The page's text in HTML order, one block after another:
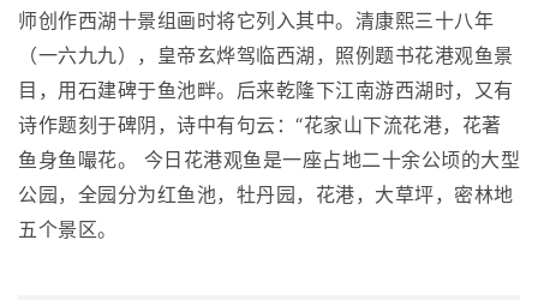
师创作西湖十景组画时将它列入其中。清康熙三十八年
（一六九九），皇帝玄烨驾临西湖，照例题书花港观鱼景
目，用石建碑于鱼池畔。后来乾隆下江南游西湖时，又有
诗作题刻于碑阴，诗中有句云：“花家山下流花港，花著
鱼身鱼嘬花。 今日花港观鱼是一座占地二十余公顷的大型
公园，全园分为红鱼池，牡丹园，花港，大草坪，密林地
五个景区。